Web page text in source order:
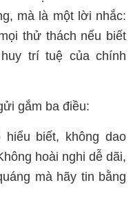
mà là một lời nhắc:
thử thách nếu biết
trí tuệ của chính
gắm ba điều:
biết, không dao
hoài nghi dễ dãi,
mà hãy tin bằng